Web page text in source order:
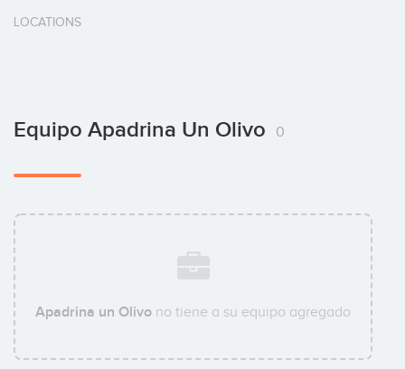
LOCATIONS
Equipo Apadrina Un Olivo 0
Apadrina un Olivo no tiene a su equipo agregado